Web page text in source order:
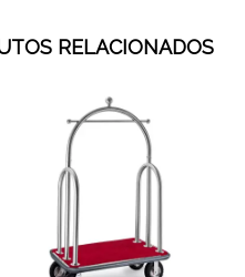
RELACIONADOS